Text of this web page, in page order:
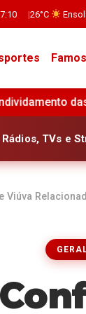
26°C
brasileiras
TVs e
Viúva